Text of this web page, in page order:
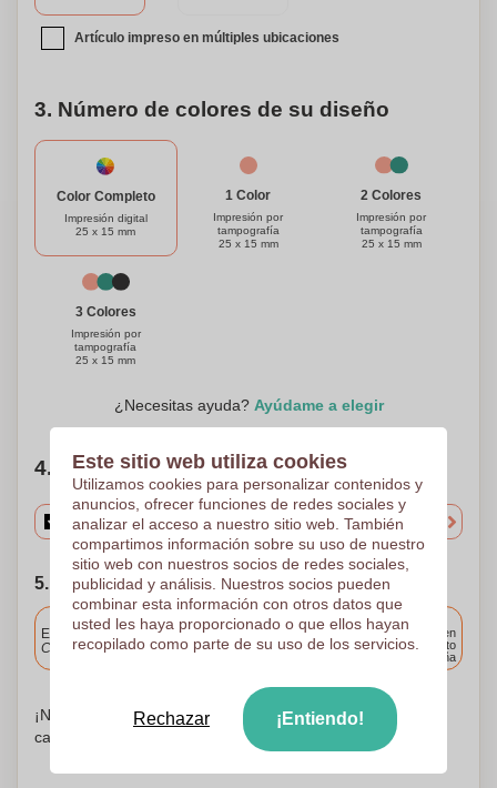
con su nombre o iniciales, lo que lo convierte en un
excelente regalo para los entusiastas de los automóviles o
nuestro útil verificador portátil de profundidad de banda de
Artículo impreso en múltiples ubicaciones
3. Número de colores de su diseño
Color Completo
Impresión digital
25 x 15 mm
1 Color
Impresión por
tampografía
25 x 15 mm
2 Colores
Impresión por
tampografía
25 x 15 mm
3 Colores
Impresión por
tampografía
25 x 15 mm
¿Necesitas ayuda? Ayúdame a elegir
4. Elige tu cantidad
5. Elija su fecha de envío
Incluido
Entrega estándar
Cargue y apruebe sus archivos antes de las 9.30 a.m.
Entrega en
cualquier punto
de España
¡No te preocupes! Simplemente suba sus archivos a la
canasta de compras
Este sitio web utiliza cookies
Utilizamos cookies para personalizar contenidos y
anuncios, ofrecer funciones de redes sociales y
analizar el acceso a nuestro sitio web. También
compartimos información sobre su uso de nuestro
sitio web con nuestros socios de redes sociales,
publicidad y análisis. Nuestros socios pueden
combinar esta información con otros datos que
usted les haya proporcionado o que ellos hayan
recopilado como parte de su uso de los servicios.
Rechazar ¡Entiendo!